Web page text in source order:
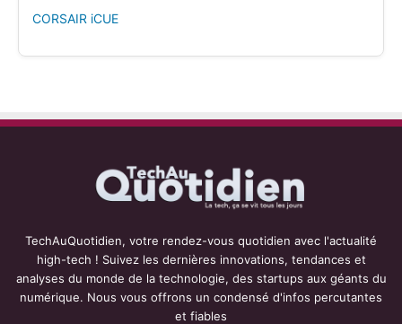
CORSAIR iCUE
TechAuQuotidien, votre rendez-vous quotidien avec l'actualité
high-tech ! Suivez les dernières innovations, tendances et
analyses du monde de la technologie, des startups aux géants du
numérique. Nous vous offrons un condensé d'infos percutantes
et fiables